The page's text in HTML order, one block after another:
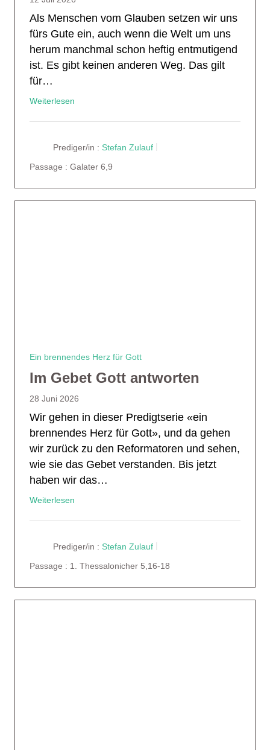
Als Menschen vom Glauben setzen wir uns
fürs Gute ein, auch wenn die Welt um uns
herum manchmal schon heftig entmutigend
ist. Es gibt keinen anderen Weg. Das gilt
für…
Weiterlesen
Prediger/in : Stefan Zulauf
Passage : Galater 6,9
Ein brennendes Herz für Gott
Im Gebet Gott antworten
28 Juni 2026
Wir gehen in dieser Predigtserie «ein
brennendes Herz für Gott», und da gehen
wir zurück zu den Reformatoren und sehen,
wie sie das Gebet verstanden. Bis jetzt
haben wir das…
Weiterlesen
Prediger/in : Stefan Zulauf
Passage : 1. Thessalonicher 5,16-18